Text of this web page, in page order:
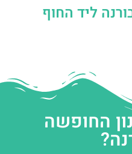
ליד החוף
החופשה